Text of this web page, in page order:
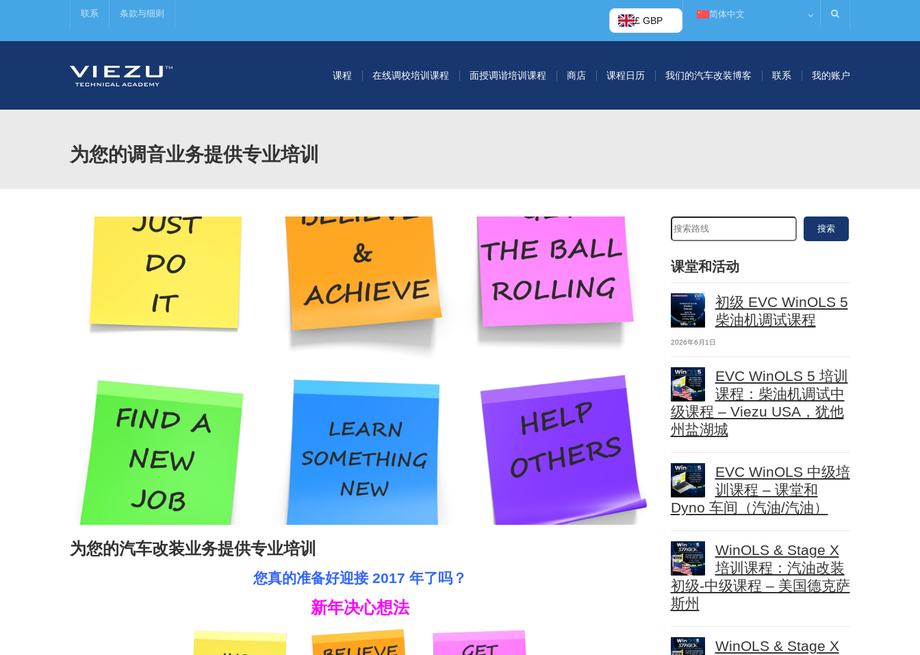
联系 条款与细则
£ GBP
简体中文
课程 在线调校培训课程 面授调谐培训课程 商店 课程日历 我们的汽车改装博客 联系 我的账户
为您的调音业务提供专业培训
为您的汽车改装业务提供专业培训
您真的准备好迎接 2017 年了吗？
新年决心想法
搜索
课堂和活动
初级 EVC WinOLS 5
柴油机调试课程
2026年6月1日
EVC WinOLS 5 培训
课程：柴油机调试中
级课程 – Viezu USA，犹他
州盐湖城
EVC WinOLS 中级培
训课程 – 课堂和
Dyno 车间（汽油/汽油）
WinOLS & Stage X
培训课程：汽油改装
初级-中级课程 – 美国德克萨
斯州
WinOLS & Stage X